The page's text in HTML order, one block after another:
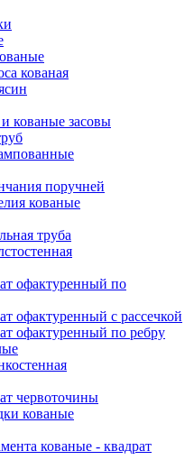
кованая
кованые засовы
поручней
кованые
труба
офактуренный по
офактуренный с рассечкой
офактуренный по ребру
червоточины
кованые
кованые - квадрат